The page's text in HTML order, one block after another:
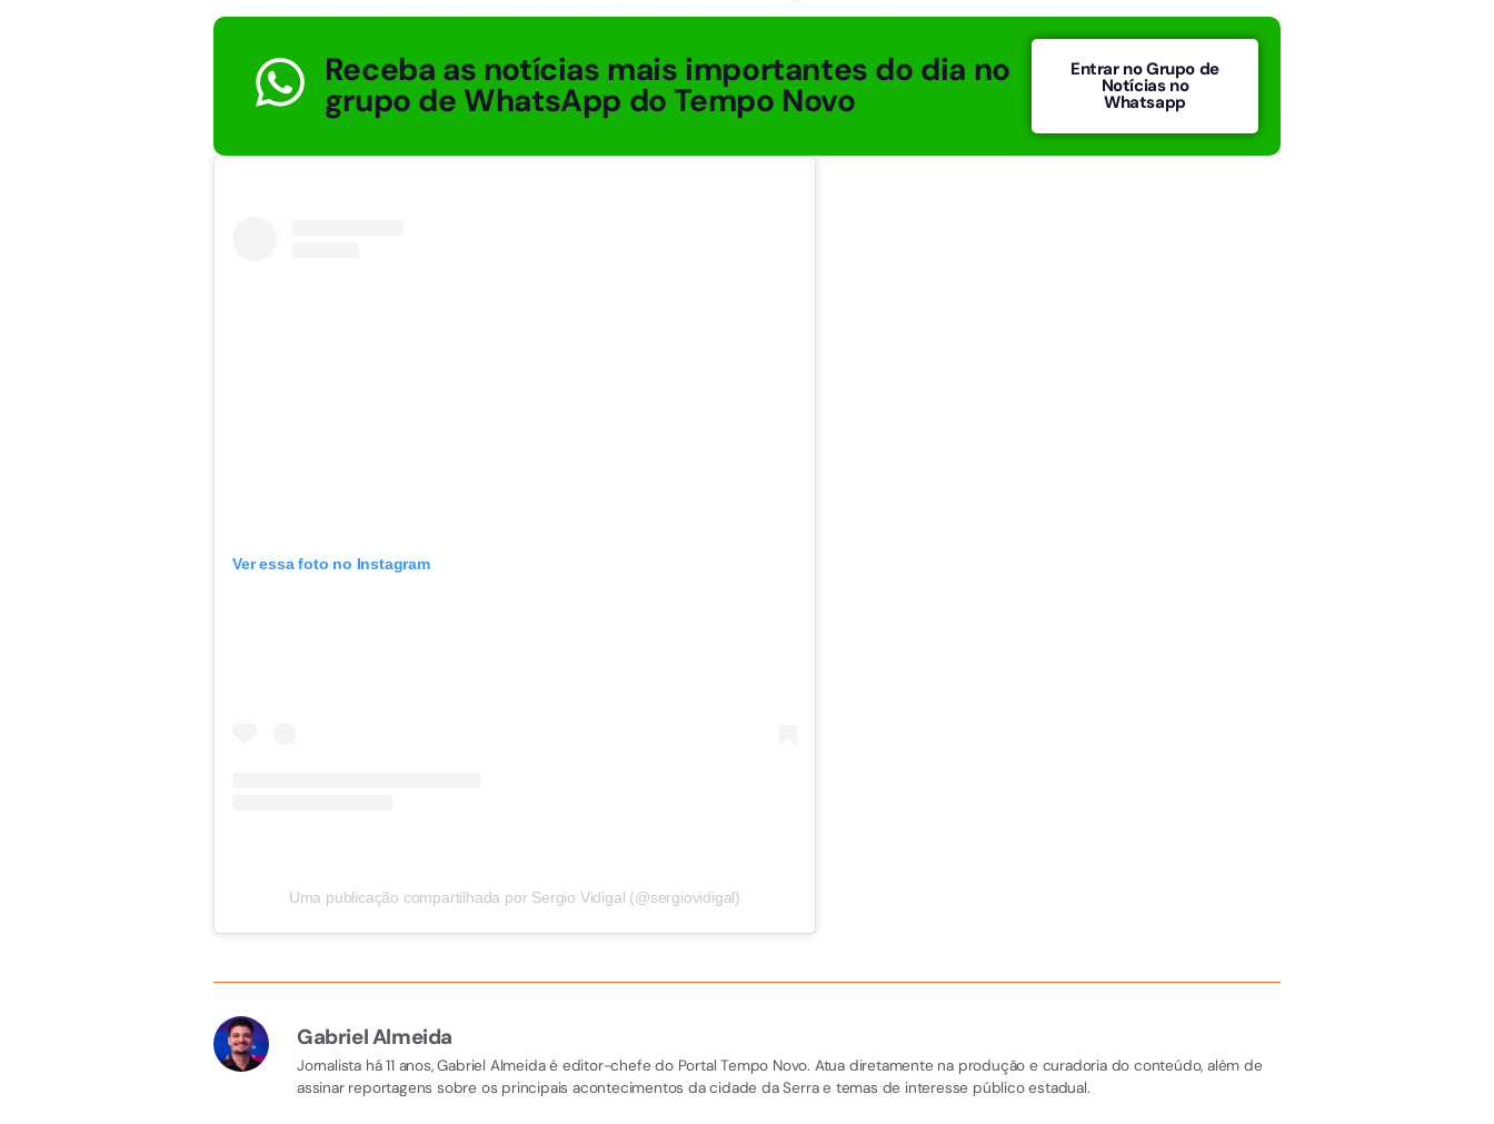
Receba as notícias mais importantes do dia no
grupo de WhatsApp do Tempo Novo
Entrar no Grupo de
Notícias no
Whatsapp
Ver essa foto no Instagram
Uma publicação compartilhada por Sergio Vidigal (@sergiovidigal)
Gabriel Almeida
Jornalista há 11 anos, Gabriel Almeida é editor-chefe do Portal Tempo Novo. Atua diretamente na produção e curadoria do conteúdo, além de
assinar reportagens sobre os principais acontecimentos da cidade da Serra e temas de interesse público estadual.